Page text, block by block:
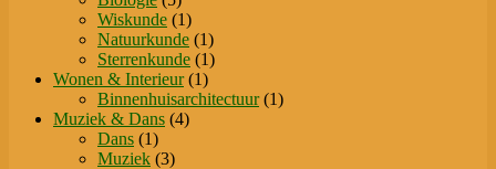
producten
Wiskunde 11
product
Natuurkunde 11
product
Sterrenkunde 11
Wonen & Interieur 11
product
Binnenhuisarchitectuur 11
Muziek & Dans 44
Dans 11
product
Muziek 33